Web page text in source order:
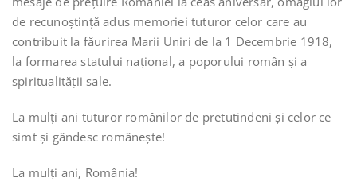
de recunoștință adus memoriei tuturor celor care au
contribuit la făurirea Marii Uniri de la 1 Decembrie 1918,
la formarea statului național, a poporului român și a
spiritualității sale.
La mulți ani tuturor românilor de pretutindeni și celor ce
simt și gândesc românește!
La mulți ani, România!